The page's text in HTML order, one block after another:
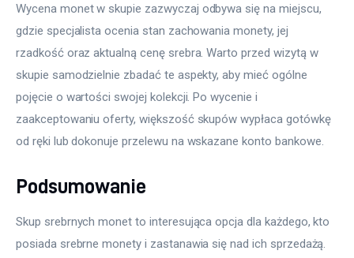
Wycena monet w skupie zazwyczaj odbywa się na miejscu,
gdzie specjalista ocenia stan zachowania monety, jej
rzadkość oraz aktualną cenę srebra. Warto przed wizytą w
skupie samodzielnie zbadać te aspekty, aby mieć ogólne
pojęcie o wartości swojej kolekcji. Po wycenie i
zaakceptowaniu oferty, większość skupów wypłaca gotówkę
od ręki lub dokonuje przelewu na wskazane konto bankowe.
Podsumowanie
Skup srebrnych monet to interesująca opcja dla każdego, kto
posiada srebrne monety i zastanawia się nad ich sprzedażą.